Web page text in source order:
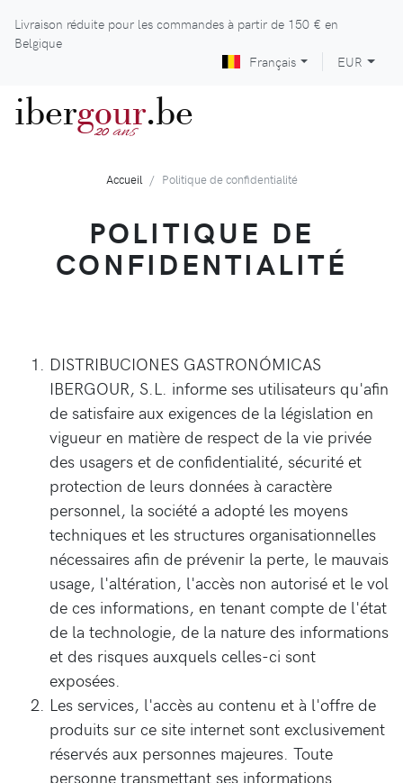
Livraison réduite pour les commandes à partir de 150 € en
Belgique
Français
EUR
ibergour
20 ans .be
Accueil Politique de confidentialité
POLITIQUE DE
CONFIDENTIALITÉ
DISTRIBUCIONES GASTRONÓMICAS
IBERGOUR, S.L. informe ses utilisateurs qu'afin
de satisfaire aux exigences de la législation en
vigueur en matière de respect de la vie privée
des usagers et de confidentialité, sécurité et
protection de leurs données à caractère
personnel, la société a adopté les moyens
techniques et les structures organisationnelles
nécessaires afin de prévenir la perte, le mauvais
usage, l'altération, l'accès non autorisé et le vol
de ces informations, en tenant compte de l'état
de la technologie, de la nature des informations
et des risques auxquels celles-ci sont
exposées.
Les services, l'accès au contenu et à l'offre de
produits sur ce site internet sont exclusivement
réservés aux personnes majeures. Toute
personne transmettant ses informations